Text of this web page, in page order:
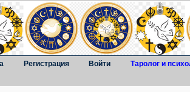
Регистрация Войти Таролог и